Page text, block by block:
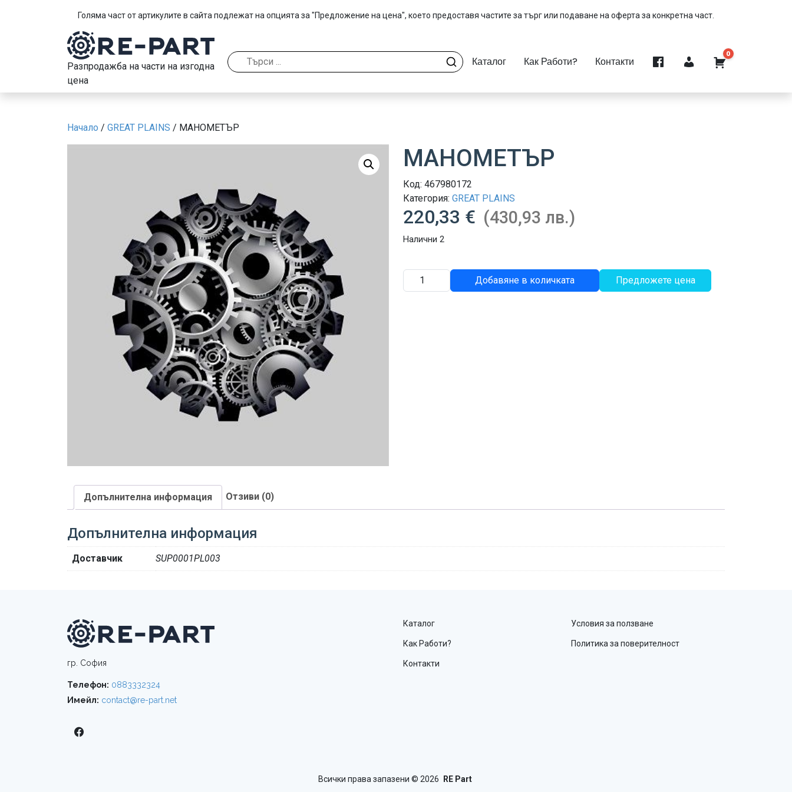
Голяма част от артикулите в сайта подлежат на опцията за "Предложение на цена", което предоставя частите за търг или подаване на оферта за конкретна част.
Разпродажба на части на изгодна
цена
Каталог Как Работи? Контакти
0
Начало / GREAT PLAINS / МАНОМЕТЪР
МАНОМЕТЪР
Код: 467980172
Категория: GREAT PLAINS
220,33 € (430,93 лв.)
Налични 2
количество
за
Добавяне в количката Предложете цена
Допълнителна информация Отзиви (0)
Допълнителна информация
Доставчик SUP0001PL003
гр. София
Телефон: 0883332324
Имейл: contact@re-part.net
Каталог
Как Работи?
Контакти
Условия за ползване
Политика за поверителност
Всички права запазени © 2026 RE Part